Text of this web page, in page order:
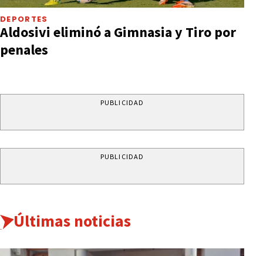
DEPORTES
Aldosivi eliminó a Gimnasia y Tiro por
penales
PUBLICIDAD
PUBLICIDAD
Últimas noticias